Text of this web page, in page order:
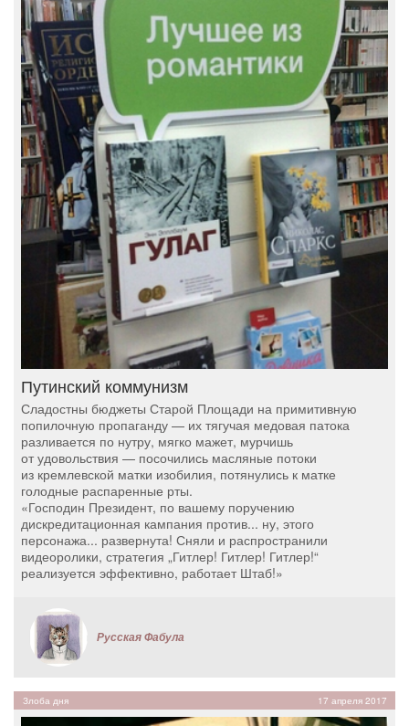
Путинский коммунизм
Сладостны бюджеты Старой Площади на примитивную
попилочную пропаганду — их тягучая медовая патока
разливается по нутру, мягко мажет, мурчишь
от удовольствия — посочились масляные потоки
из кремлевской матки изобилия, потянулись к матке
голодные распаренные рты.
«Господин Президент, по вашему поручению
дискредитационная кампания против... ну, этого
персонажа... развернута! Сняли и распространили
видеоролики, стратегия „Гитлер! Гитлер! Гитлер!“
реализуется эффективно, работает Штаб!»
Русская Фабула
Злоба дня 17 апреля 2017